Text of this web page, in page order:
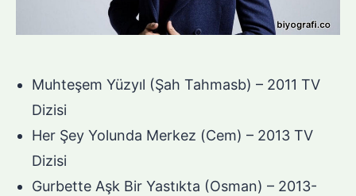
Muhteşem Yüzyıl (Şah Tahmasb) – 2011 TV
Dizisi
Her Şey Yolunda Merkez (Cem) – 2013 TV
Dizisi
Gurbette Aşk Bir Yastıkta (Osman) – 2013-